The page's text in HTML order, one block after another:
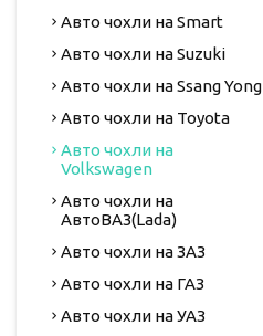
Авто чохли на Smart
Авто чохли на Suzuki
Авто чохли на Ssang Yong
Авто чохли на Toyota
Авто чохли на
Volkswagen
Авто чохли на
АвтоВАЗ(Lada)
Авто чохли на ЗАЗ
Авто чохли на ГАЗ
Авто чохли на УАЗ